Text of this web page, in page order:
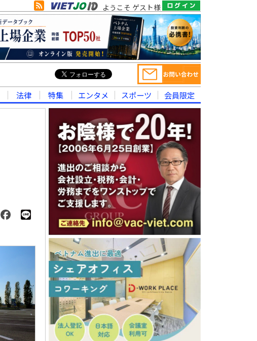
ようこそ ゲスト様
法律 特集 エンタメ スポーツ 会員限定